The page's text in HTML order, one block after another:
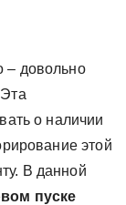
– довольно
о наличии
этой
В данной
пуске